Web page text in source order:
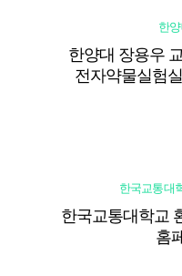
한
한양대 장용우
전자약물실험
한국교통대
한국교통대학교
홈